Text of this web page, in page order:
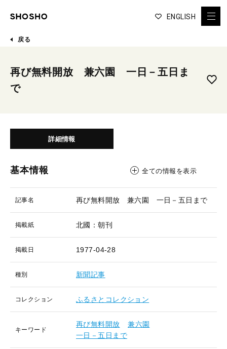
ENGLISH
戻る
再び無料開放 兼六園 一日－五日ま
で
詳細情報
基本情報 全ての情報を表示
記事名 再び無料開放 兼六園 一日－五日まで
掲載紙 北國：朝刊
掲載日 1977-04-28
種別 新聞記事
コレクション ふるさとコレクション
キーワード
再び無料開放
兼六園
一日－五日まで